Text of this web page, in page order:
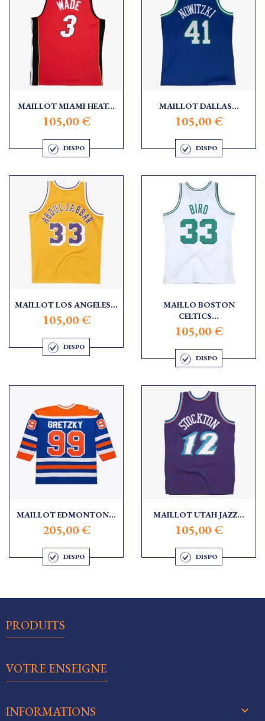
MAILLOT MIAMI HEAT...
105,00 €
DISPO
MAILLOT DALLAS...
105,00 €
DISPO
MAILLOT LOS ANGELES...
105,00 €
DISPO
MAILLO BOSTON
CELTICS...
105,00 €
DISPO
MAILLOT EDMONTON...
205,00 €
DISPO
MAILLOT UTAH JAZZ...
105,00 €
DISPO
PRODUITS
VOTRE ENSEIGNE
INFORMATIONS keyboard_arrow_down